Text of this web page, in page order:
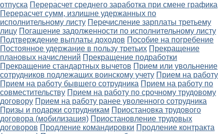
отпуска Перерасчет среднего заработка при смене графика
Перерасчет сумм, излишне удержанных по
исполнительному листу Перечисление зарплаты третьему
лицу Погашение задолженности по исполнительному листу
Подтверждение выплаты доходов Пособие на погребение
Постоянное удержание в пользу третьих Прекращение
плановых начислений Прекращение подработки
Прекращение стандартных вычетов Прием или увольнение
сотрудников подлежащих воинскому учету Прием на работу
Прием на работу бывшего сотрудника Прием на работу по
совместительству Прием на работу по срочному трудовому
договору Прием на работу ранее уволенного сотрудника
Призы и подарки сотрудникам Приостановка трудового
договора (мобилизация) Приостановление трудовых
договоров Продление командировки Продление контракта